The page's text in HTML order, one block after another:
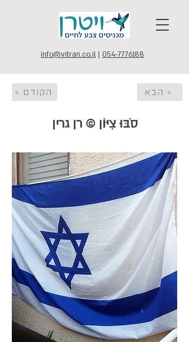
info@vitran.co.il | 054-7776188
< הקודם הבא >
סֹבּוּ צִיּוֹן © רן גרין